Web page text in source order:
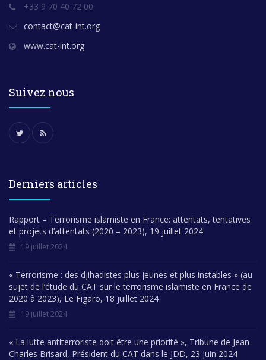
+33 9 70 40 72 00
contact@cat-int.org
www.cat-int.org
Suivez nous
Derniers articles
Rapport – Terrorisme islamiste en France: attentats, tentatives
et projets d’attentats (2020 – 2023), 19 juillet 2024
19 juillet 2024
« Terrorisme : des djihadistes plus jeunes et plus instables » (au
sujet de l’étude du CAT sur le terrorisme islamiste en France de
2020 à 2023), Le Figaro, 18 juillet 2024
19 juillet 2024
« La lutte antiterroriste doit être une priorité », Tribune de Jean-
Charles Brisard, Président du CAT dans le JDD, 23 juin 2024